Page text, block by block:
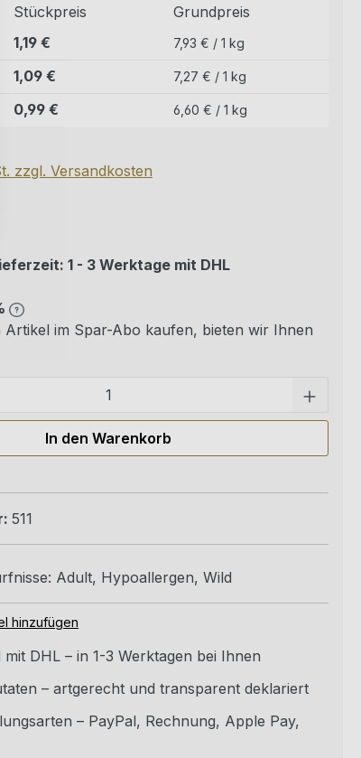
Stückpreis Grundpreis
1,19 € 7,93 € / 1 kg
1,09 € 7,27 € / 1 kg
0,99 € 6,60 € / 1 kg
zzgl. Versandkosten
Bewertung von 5 von 5 Sternen
1 - 3 Werktage mit DHL
Artikel im Spar-Abo kaufen, bieten wir Ihnen
In den Warenkorb
511
Adult, Hypoallergen, Wild
hinzufügen
mit DHL – in 1-3 Werktagen bei Ihnen
– artgerecht und transparent deklariert
– PayPal, Rechnung, Apple Pay,